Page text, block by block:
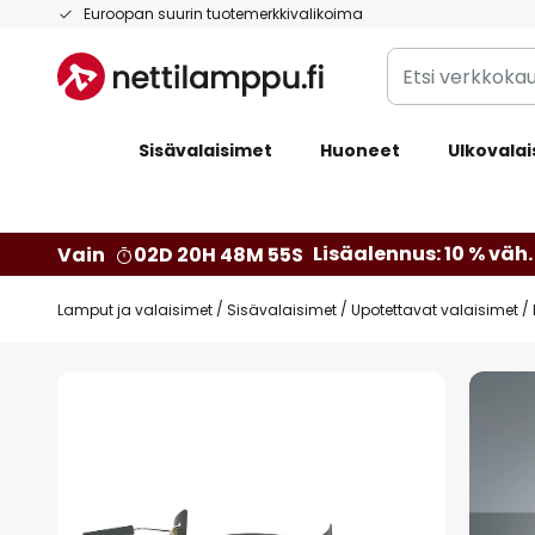
Euroopan suurin tuotemerkkivalikoima
Skip
Content
Etsi
verkkokaupan
Sisävalaisimet Huoneet
Vain 02D 20H 48M 54S Lisäalennus: 10 %
Lamput ja valaisimet Sisävalaisimet Upotettavat valaisimet